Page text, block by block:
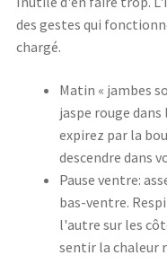
des gestes qui
chargé.
Matin « jambes
jaspe rouge
expirez par la
descendre dans
Pause ventre:
bas-ventre.
l'autre sur les
sentir la chaleur